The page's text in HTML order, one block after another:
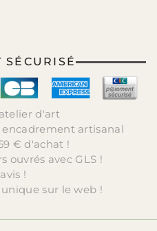
SÉCURISÉ
d'art
artisanal
€ d'achat !
ouvrés avec GLS !
!
sur le web !